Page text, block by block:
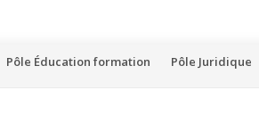
Pôle Éducation formation Pôle Juridique